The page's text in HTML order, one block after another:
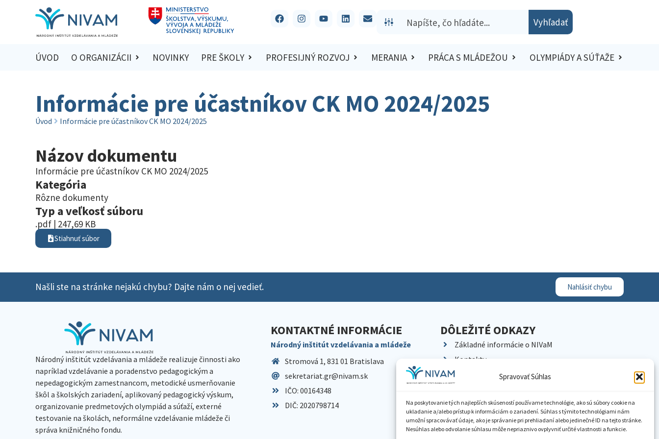
Spravovať Súhlas
Na poskytovanie tých najlepších skúseností používame technológie, ako sú súbory cookie na
ukladanie a/alebo prístup k informáciám o zariadení. Súhlas s týmito technológiami nám
umožní spracovávať údaje, ako je správanie pri prehliadaní alebo jedinečné ID na tejto stránke.
Nesúhlas alebo odvolanie súhlasu môže nepriaznivo ovplyvniť určité vlastnosti a funkcie.
Vyhľadať
ÚVOD O ORGANIZÁCII NOVINKY PRE ŠKOLY PROFESIJNÝ ROZVOJ MERANIA PRÁCA S MLÁDEŽOU OLYMPIÁDY A SÚŤAŽE
Informácie pre účastníkov CK MO 2024/2025
Úvod Informácie pre účastníkov CK MO 2024/2025
Názov dokumentu
Informácie pre účastníkov CK MO 2024/2025
Kategória
Rôzne dokumenty
Typ a veľkosť súboru
.pdf | 247,69 KB
Stiahnuť súbor
Našli ste na stránke nejakú chybu? Dajte nám o nej vedieť. Nahlásiť chybu
Národný inštitút vzdelávania a mládeže realizuje činnosti ako
napríklad vzdelávanie a poradenstvo pedagogickým a
nepedagogickým zamestnancom, metodické usmerňovanie
škôl a školských zariadení, aplikovaný pedagogický výskum,
organizovanie predmetových olympiád a súťaží, externé
testovanie na školách, neformálne vzdelávanie mládeže či
správa knižničného fondu.
KONTAKTNÉ INFORMÁCIE
Národný inštitút vzdelávania a mládeže
Stromová 1, 831 01 Bratislava
sekretariat.gr@nivam.sk
IČO: 00164348
DIČ: 2020798714
DÔLEŽITÉ ODKAZY
Základné informácie o NIVaM
Kontakty
Kariéra
Pracoviská NIVaM
Dokumenty inštitúcie
Knižnica